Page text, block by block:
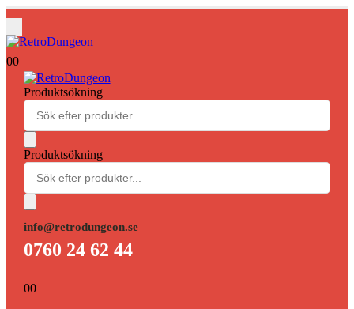
00
Produktsökning
Produktsökning
info@retrodungeon.se
0760 24 62 44
00